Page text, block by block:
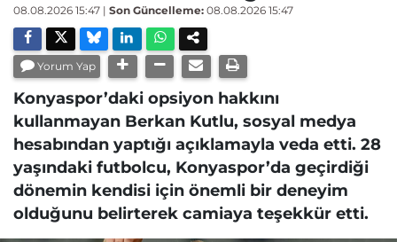
08.08.2026 15:47 | Son Güncelleme: 08.08.2026 15:47
Yorum Yap
Konyaspor’daki opsiyon hakkını
kullanmayan Berkan Kutlu, sosyal medya
hesabından yaptığı açıklamayla veda etti. 28
yaşındaki futbolcu, Konyaspor’da geçirdiği
dönemin kendisi için önemli bir deneyim
olduğunu belirterek camiaya teşekkür etti.